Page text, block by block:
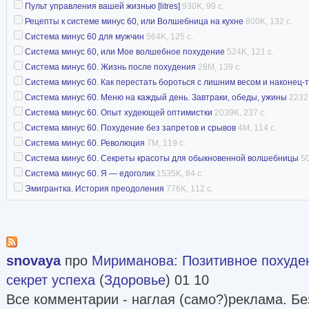
«Грани» и «Вызов». В это же время на
ведущей авторской радиопрограммы «Моя
В настоящее время Екатерина Валерьевна
семьей проживает в Испании, продолжает
делится своими идеями о похудении с
сайт автора
Пульт управления вашей жизнью [litres] 930K, 99 с.
Рецепты к системе минус 60, или Волшебница на кухне 800K, 132 с.
Система минус 60 для мужчин 564K, 125 с.
Система минус 60, или Мое волшебное похудение 524K, 121 с.
Система минус 60. Жизнь после похудения 28M, 139 с.
Система минус 60. Как перестать бороться с лишним весом и наконец-
Система минус 60. Меню на каждый день. Завтраки, обеды, ужины
Система минус 60. Опыт худеющей оптимистки 2039K, 237 с.
Система минус 60. Похудение без запретов и срывов 4M, 114 с.
Система минус 60. Революция 7M, 119 с.
Система минус 60. Секреты красоты для обыкновенной волшебницы
Система минус 60. Я — едоголик 1535K, 84 с.
Эмигрантка. История преодоления 776K, 112 с.
snovayaпро Мириманова: Позитивное
секрет успеха (Здоровье) 01 10
Все комментарии - наглая (само?)реклама.